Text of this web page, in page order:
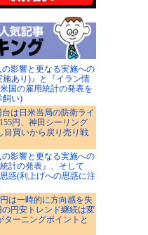
影響と更なる実施への
あり)』と『イラン情
国の雇用統計の発表を
飼い)
は日米当局の防衛ライ
円、神田シーリング
目買いから戻り売り戦
影響と更なる実施への
計の発表』、そして
惑(利上げへの思惑に注
は一時的に方向感を失
円安トレンド継続は変
ターニングポイントと